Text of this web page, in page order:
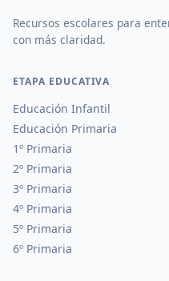
Recursos escolares para
con más claridad.
ETAPA EDUCATIVA
Educación Infantil
Educación Primaria
1º Primaria
2º Primaria
3º Primaria
4º Primaria
5º Primaria
6º Primaria